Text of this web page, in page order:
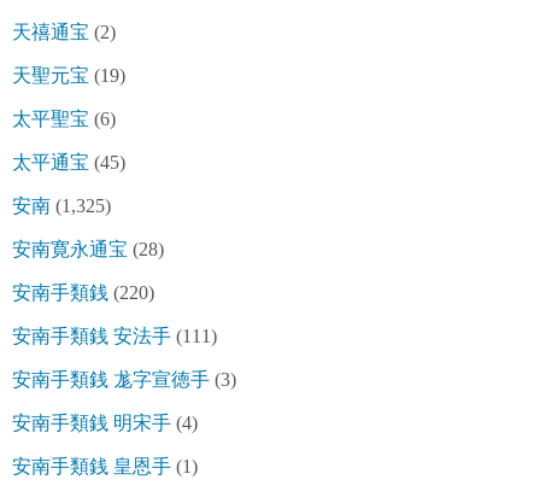
天禧通宝 (2)
天聖元宝 (19)
太平聖宝 (6)
太平通宝 (45)
安南 (1,325)
安南寛永通宝 (28)
安南手類銭 (220)
安南手類銭 安法手 (111)
安南手類銭 尨字宣徳手 (3)
安南手類銭 明宋手 (4)
安南手類銭 皇恩手 (1)